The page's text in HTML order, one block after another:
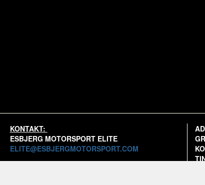
KONTAKT:
ESBJERG MOTORSPORT ELITE
ELITE@ESBJERGMOTORSPORT.COM
ESBJERG MOTORSPORT KLUB